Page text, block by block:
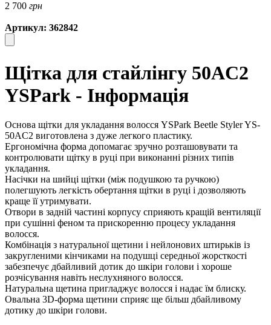
2 700 грн
Артикул: 362842
Щітка для стайлінгу 50AC2
YSPark - Інформація
Основа щітки для укладання волосся YSPark Beetle Styler YS-
50AC2 виготовлена ​​з дуже легкого пластику.
Ергономічна форма допомагає зручно розташовувати та
контролювати щітку в руці при виконанні різних типів
укладання.
Насічки на шийці щітки (між подушкою та ручкою)
полегшують легкість обертання щітки в руці і дозволяють
краще її утримувати.
Отвори в задній частині корпусу сприяють кращій вентиляції
при сушінні феном та прискоренню процесу укладання
волосся.
Комбінація з натуральної щетини і нейлонових штирьків із
закругленими кінчиками на подушці середньої жорсткості
забезпечує дбайливий дотик до шкіри голови і хороше
розчісування навіть неслухняного волосся.
Натуральна щетина пригладжує волосся і надає їм блиску.
Овальна 3D-форма щетини сприяє ще більш дбайливому
дотику до шкіри голови.